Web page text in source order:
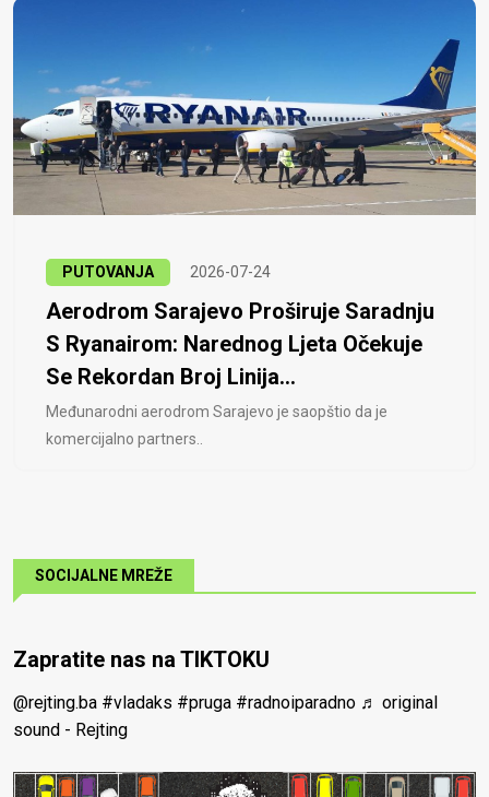
PUTOVANJA 2026-07-24
Aerodrom Sarajevo Proširuje Saradnju
S Ryanairom: Narednog Ljeta Očekuje
Se Rekordan Broj Linija...
Međunarodni aerodrom Sarajevo je saopštio da je
komercijalno partners..
SOCIJALNE MREŽE
Zapratite nas na TIKTOKU
@rejting.ba #vladaks #pruga #radnoiparadno ♬ original
sound - Rejting